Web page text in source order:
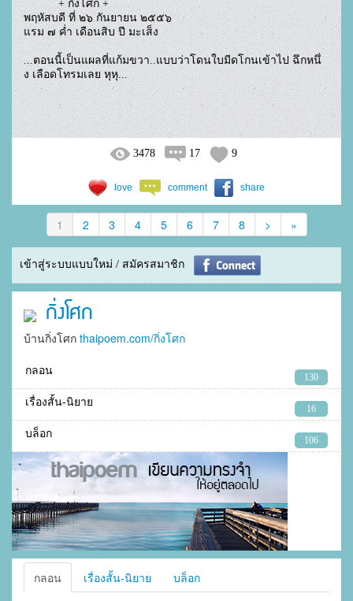
+ กิ่งโศก +
พฤหัสบดี ที่ ๒๖ กันยายน ๒๕๕๖
แรม ๗ ค่ำ เดือนสิบ ปี มะเส็ง
...ตอนนี้เป็นแผลที่แก้มขวา..แบบว่าโดนใบมีดโกนเข้าไป ฉึกหนึ่
ง เลือดโทรมเลย หุหุ...
3478 17 9
love comment share
1 2 3 4 5 6 7 8 > »
เข้าสู่ระบบแบบใหม่ / สมัครสมาชิก
กิ่งโศก
บ้านกิ่งโศก thaipoem.com/กิ่งโศก
กลอน
130
เรื่องสั้น-นิยาย
16
บล็อก
106
กลอน เรื่องสั้น-นิยาย บล็อก